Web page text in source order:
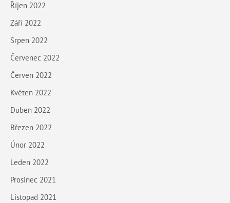
Říjen 2022
Září 2022
Srpen 2022
Červenec 2022
Červen 2022
Květen 2022
Duben 2022
Březen 2022
Únor 2022
Leden 2022
Prosinec 2021
Listopad 2021